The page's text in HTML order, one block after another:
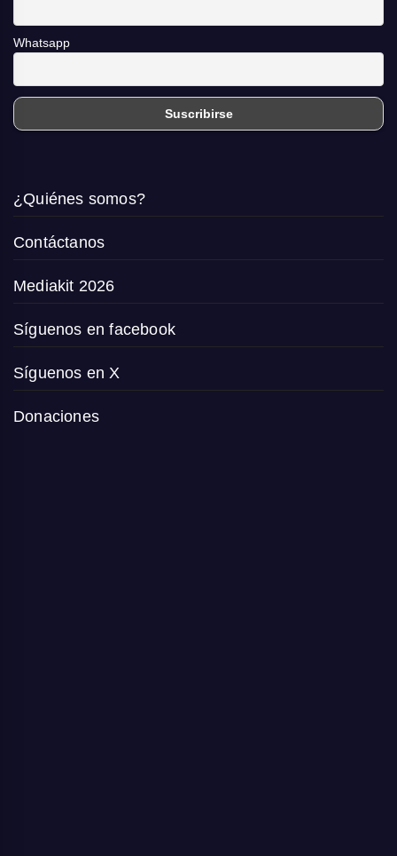
Whatsapp
¿Quiénes somos?
Contáctanos
Mediakit 2026
Síguenos en facebook
Síguenos en X
Donaciones